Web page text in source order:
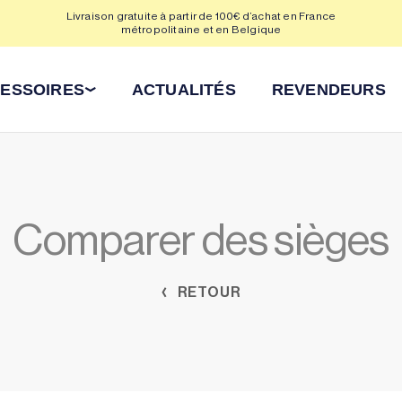
Livraison gratuite à partir de 100€ d’achat en France
métropolitaine et en Belgique
ACTUALITÉS REVENDEURS
Comparer des sièges
RETOUR